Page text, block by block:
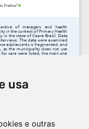
usa
e outras